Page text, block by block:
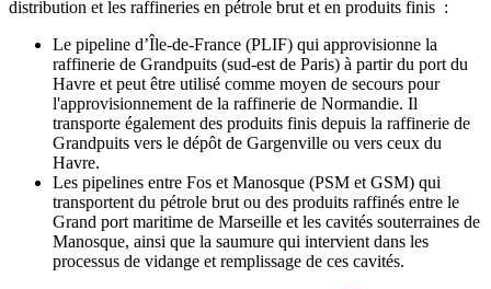
distribution et les raffineries en pétrole brut et en produits finis :
Le pipeline d’Île-de-France (PLIF) qui approvisionne la
raffinerie de Grandpuits (sud-est de Paris) à partir du port du
Havre et peut être utilisé comme moyen de secours pour
l'approvisionnement de la raffinerie de Normandie. Il
transporte également des produits finis depuis la raffinerie de
Grandpuits vers le dépôt de Gargenville ou vers ceux du
Havre.
Les pipelines entre Fos et Manosque (PSM et GSM) qui
transportent du pétrole brut ou des produits raffinés entre le
Grand port maritime de Marseille et les cavités souterraines de
Manosque, ainsi que la saumure qui intervient dans les
processus de vidange et remplissage de ces cavités.